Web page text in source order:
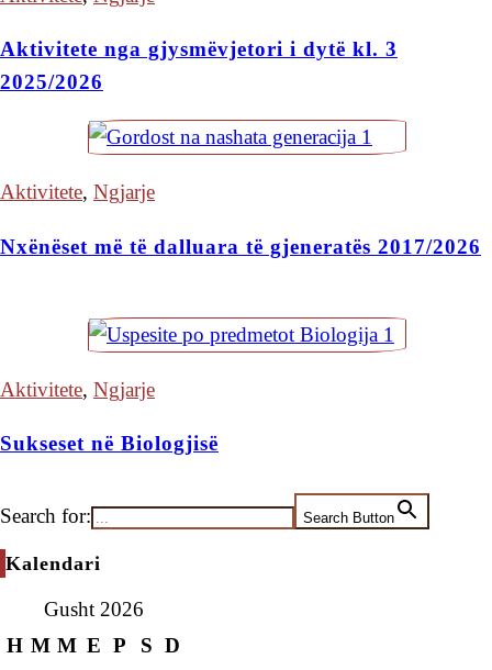
Aktivitete nga gjysmëvjetori i dytë kl. 3
2025/2026
Aktivitete, Ngjarje
Nxënëset më të dalluara të gjeneratës 2017/2026
Aktivitete, Ngjarje
Sukseset në Biologjisë
Search for: Search Button
Kalendari
Gusht 2026
H M M E P S D